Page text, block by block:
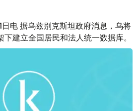
电 据乌兹别克斯坦政府消息，乌将
建立全国居民和法人统一数据库。